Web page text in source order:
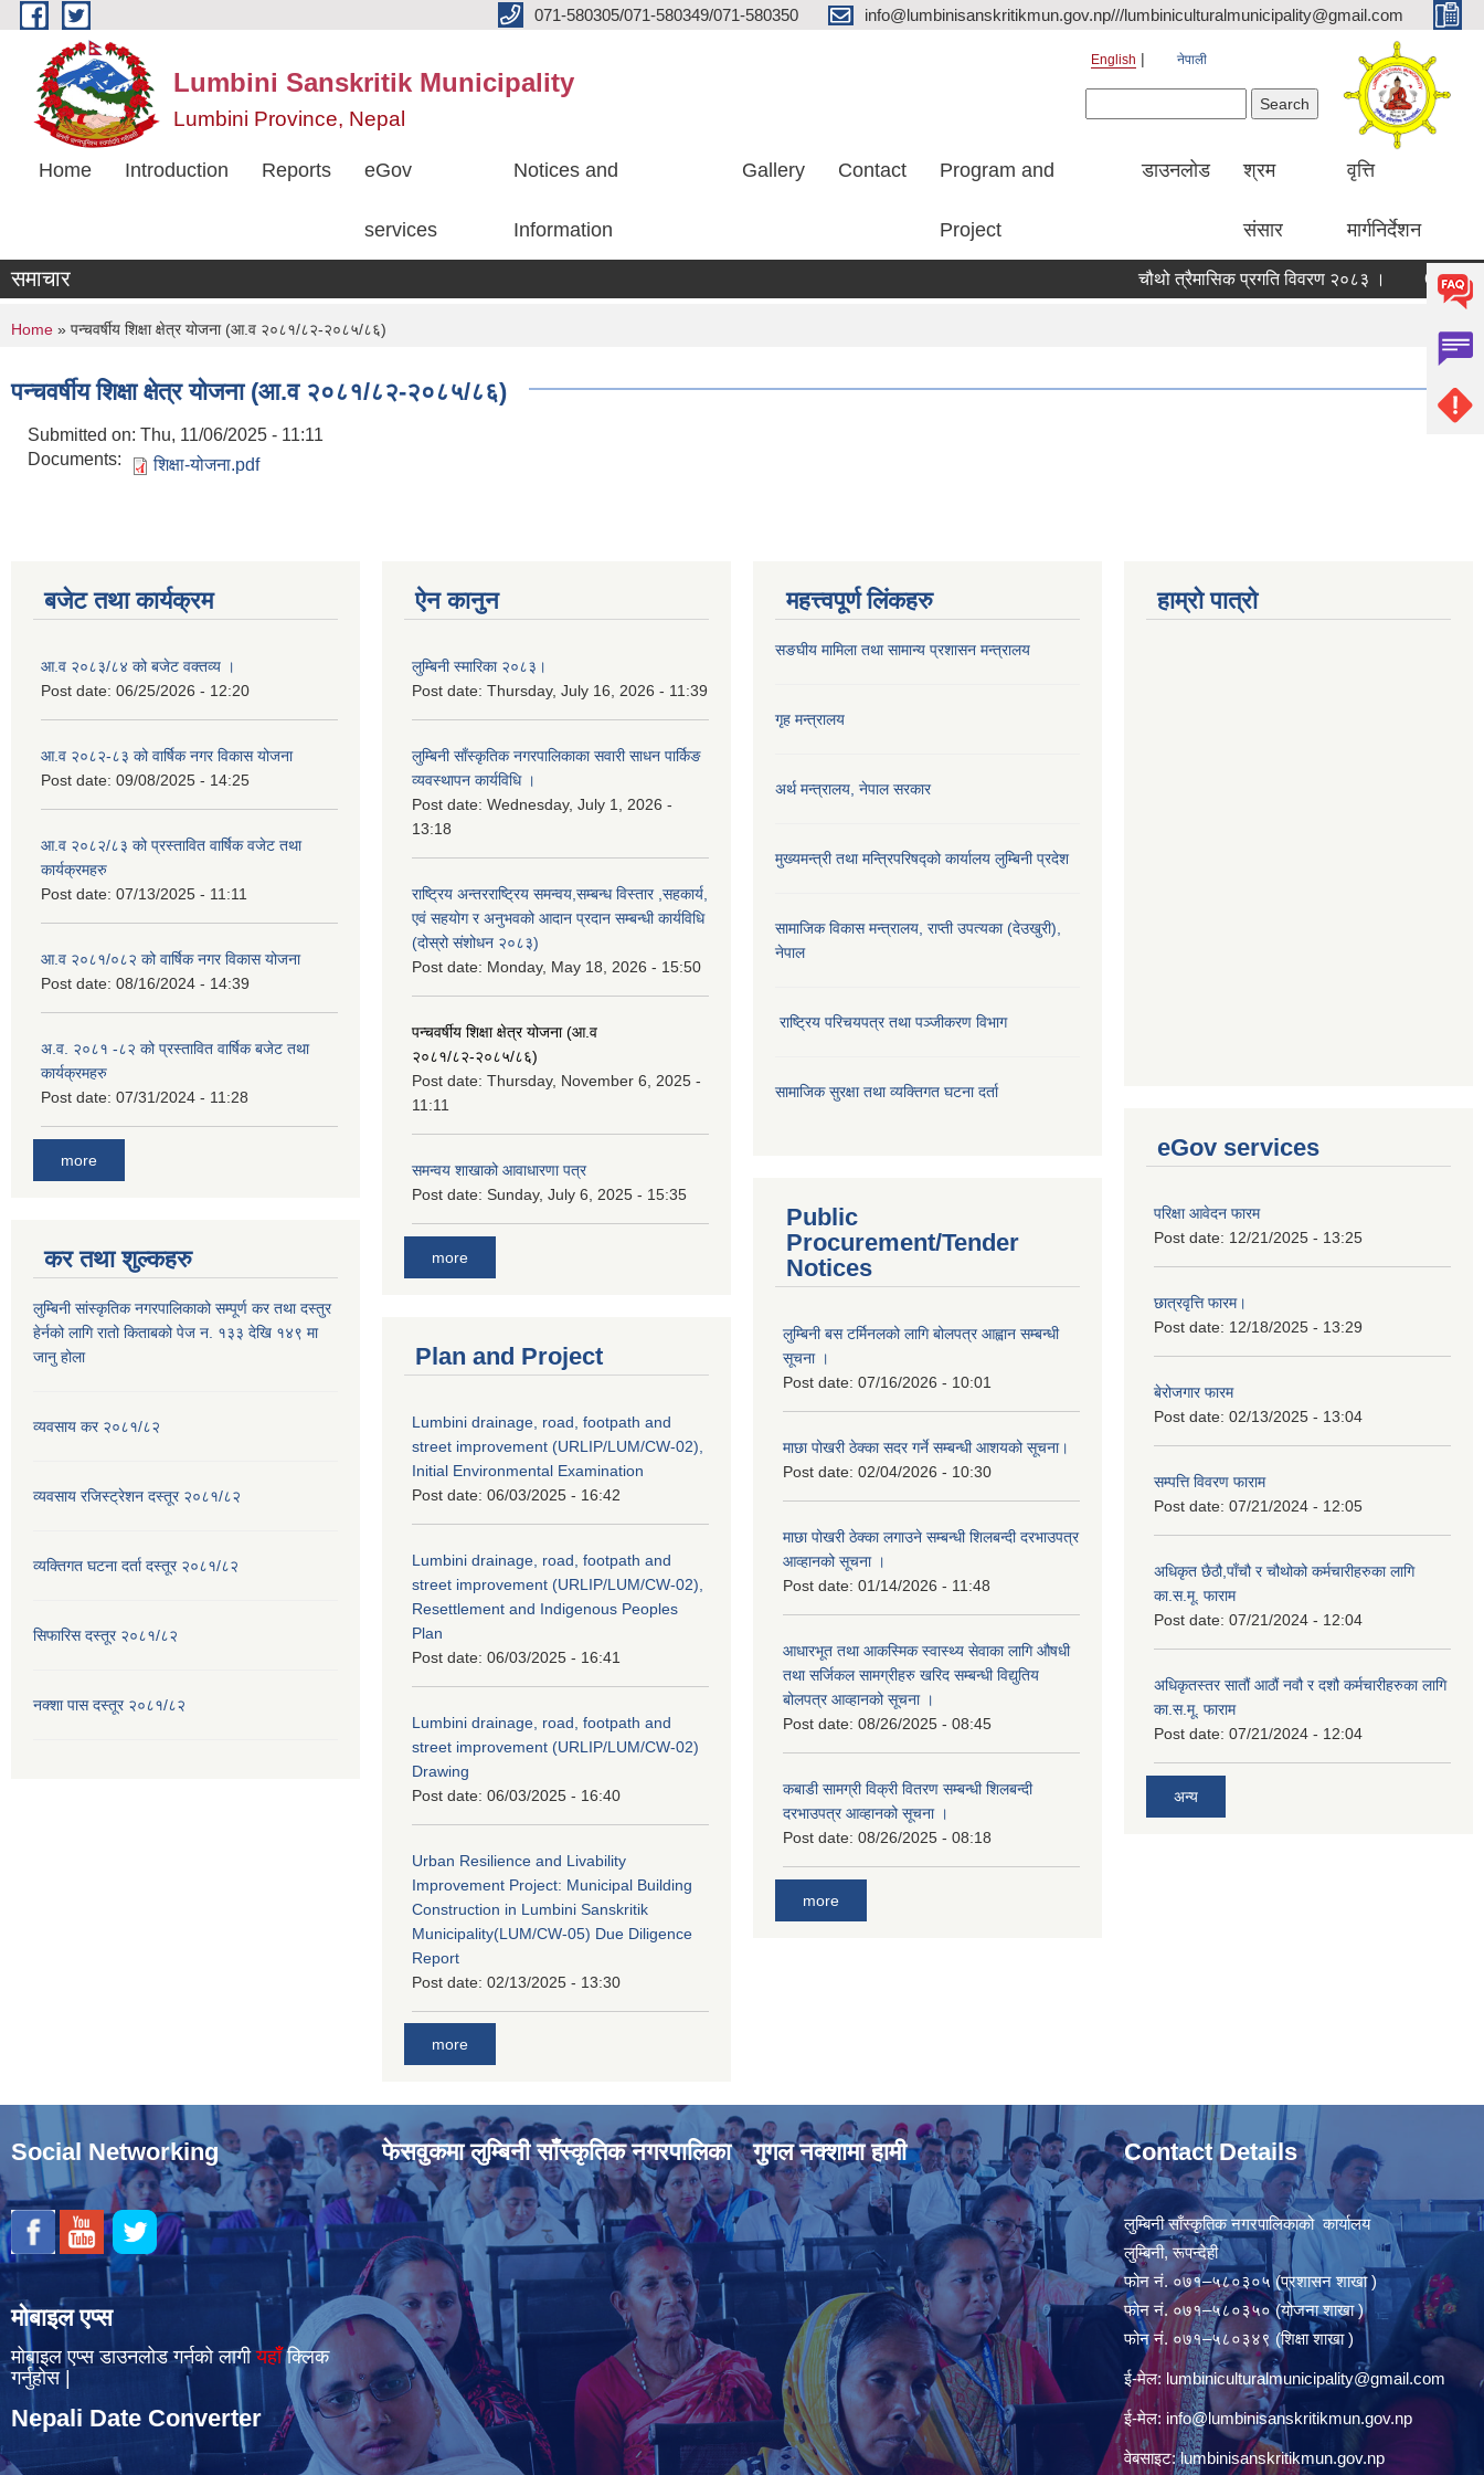
Skip to main content 071-580305/071-580349/071-580350 info@lumbinisanskritikmun.gov.np///lumbiniculturalmunicipality@gmail.com
Lumbini Sanskritik Municipality
Lumbini Province, Nepal
English नेपाली
Home Introduction Reports eGov
services
Notices and
Information
Gallery Contact Program and
Project
डाउनलोड श्रम
संसार
वृत्ति
मार्गनिर्देशन
समाचार चौथो त्रैमासिक प्रगति विवरण २०८३ । Qualified
You are here
Home » पन्चवर्षीय शिक्षा क्षेत्र योजना (आ.व २०८१/८२-२०८५/८६)
पन्चवर्षीय शिक्षा क्षेत्र योजना (आ.व २०८१/८२-२०८५/८६)
Submitted on: Thu, 11/06/2025 - 11:11
Documents:
शिक्षा-योजना.pdf
बजेट तथा कार्यक्रम
आ.व २०८३/८४ को बजेट वक्तव्य ।
Post date: 06/25/2026 - 12:20
आ.व २०८२-८३ को वार्षिक नगर विकास योजना
Post date: 09/08/2025 - 14:25
आ.व २०८२/८३ को प्रस्तावित वार्षिक वजेट तथा
कार्यक्रमहरु
Post date: 07/13/2025 - 11:11
आ.व २०८१/०८२ को वार्षिक नगर विकास योजना
Post date: 08/16/2024 - 14:39
अ.व. २०८१ -८२ को प्रस्तावित वार्षिक बजेट तथा
कार्यक्रमहरु
Post date: 07/31/2024 - 11:28
more
कर तथा शुल्कहरु
लुम्बिनी सांस्कृतिक नगरपालिकाको सम्पूर्ण कर तथा दस्तुर
हेर्नको लागि रातो किताबको पेज न. १३३ देखि १४९ मा
जानु होला
व्यवसाय कर २०८१/८२
व्यवसाय रजिस्ट्रेशन दस्तूर २०८१/८२
व्यक्तिगत घटना दर्ता दस्तूर २०८१/८२
सिफारिस दस्तूर २०८१/८२
नक्शा पास दस्तूर २०८१/८२
ऐन कानुन
लुम्बिनी स्मारिका २०८३।
Post date: Thursday, July 16, 2026 - 11:39
लुम्बिनी साँस्कृतिक नगरपालिकाका सवारी साधन पार्किङ
व्यवस्थापन कार्यविधि ।
Post date: Wednesday, July 1, 2026 -
13:18
राष्ट्रिय अन्तरराष्ट्रिय समन्वय,सम्बन्ध विस्तार ,सहकार्य,
एवं सहयोग र अनुभवको आदान प्रदान सम्बन्धी कार्यविधि
(दोस्रो संशोधन २०८३)
Post date: Monday, May 18, 2026 - 15:50
पन्चवर्षीय शिक्षा क्षेत्र योजना (आ.व
२०८१/८२-२०८५/८६)
Post date: Thursday, November 6, 2025 -
11:11
समन्वय शाखाको आवाधारणा पत्र
Post date: Sunday, July 6, 2025 - 15:35
more
Plan and Project
Lumbini drainage, road, footpath and
street improvement (URLIP/LUM/CW-02),
Initial Environmental Examination
Post date: 06/03/2025 - 16:42
Lumbini drainage, road, footpath and
street improvement (URLIP/LUM/CW-02),
Resettlement and Indigenous Peoples
Plan
Post date: 06/03/2025 - 16:41
Lumbini drainage, road, footpath and
street improvement (URLIP/LUM/CW-02)
Drawing
Post date: 06/03/2025 - 16:40
Urban Resilience and Livability
Improvement Project: Municipal Building
Construction in Lumbini Sanskritik
Municipality(LUM/CW-05) Due Diligence
Report
Post date: 02/13/2025 - 13:30
more
महत्त्वपूर्ण लिंकहरु
सङघीय मामिला तथा सामान्य प्रशासन मन्‍त्रालय
गृह मन्त्रालय
अर्थ मन्त्रालय, नेपाल सरकार
मुख्यमन्त्री तथा मन्त्रिपरिषद्को कार्यालय लुम्बिनी प्रदेश
सामाजिक विकास मन्‍‍त्रालय, राप्ती उपत्यका (देउखुरी),
नेपाल
राष्ट्रिय परिचयपत्र तथा पञ्जीकरण विभाग
सामाजिक सुरक्षा तथा व्यक्तिगत घटना दर्ता
Public
Procurement/Tender
Notices
लुम्बिनी बस टर्मिनलको लागि बोलपत्र आह्वान सम्बन्धी
सूचना ।
Post date: 07/16/2026 - 10:01
माछा पोखरी ठेक्का सदर गर्ने सम्बन्धी आशयको सूचना।
Post date: 02/04/2026 - 10:30
माछा पोखरी ठेक्का लगाउने सम्बन्धी शिलबन्दी दरभाउपत्र
आव्हानको सूचना ।
Post date: 01/14/2026 - 11:48
आधारभूत तथा आकस्मिक स्वास्थ्य सेवाका लागि औषधी
तथा सर्जिकल सामग्रीहरु खरिद सम्बन्धी विद्युतिय
बोलपत्र आव्हानको सूचना ।
Post date: 08/26/2025 - 08:45
कबाडी सामग्री विक्री वितरण सम्बन्धी शिलबन्दी
दरभाउपत्र आव्हानको सूचना ।
Post date: 08/26/2025 - 08:18
more
हाम्रो पात्रो
eGov services
परिक्षा आवेदन फारम
Post date: 12/21/2025 - 13:25
छात्रवृत्ति फारम।
Post date: 12/18/2025 - 13:29
बेरोजगार फारम
Post date: 02/13/2025 - 13:04
सम्पत्ति विवरण फाराम
Post date: 07/21/2024 - 12:05
अधिकृत छैठौ,पाँचौ र चौथोको कर्मचारीहरुका लागि
का.स.मू. फाराम
Post date: 07/21/2024 - 12:04
अधिकृतस्तर सातौं आठौं नवौ र दशौ कर्मचारीहरुका लागि
का.स.मू. फाराम
Post date: 07/21/2024 - 12:04
अन्य
Social Networking
मोबाइल एप्स
मोबाइल एप्स डाउनलोड गर्नको लागीयहाँँक्लिक
गर्नुहोस |
Nepali Date Converter
फेसवुकमा लुम्बिनी साँस्कृतिक नगरपालिका गुगल नक्शामा हामी Contact Details
लुम्बिनी साँस्कृतिक नगरपालिकाको कार्यालय
लुम्बिनी, रूपन्देही
फोन नं. ०७१–५८०३०५ (प्रशासन शाखा )
फोन नं. ०७१–५८०३५० (योजना शाखा )
फोन नं. ०७१–५८०३४९ (शिक्षा शाखा )
ई-मेल: lumbiniculturalmunicipality@gmail.com
ई-मेल: info@lumbinisanskritikmun.gov.np
वेबसाइट: lumbinisanskritikmun.gov.np